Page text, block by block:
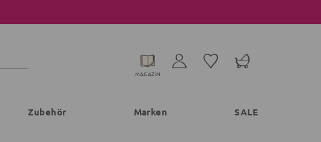
MAGAZIN
Zubehör Marken SALE